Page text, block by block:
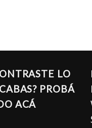
LO
PROBÁ
ACÁ